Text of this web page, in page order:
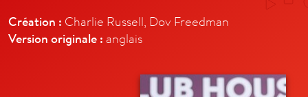
Création : Charlie Russell, Dov Freedman
Version originale : anglais